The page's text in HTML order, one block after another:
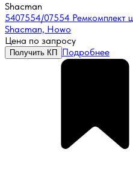
Shacman
5407554/07554 Ремкомплект
Shacman, Howo
Цена по запросу
Получить КП Подробнее